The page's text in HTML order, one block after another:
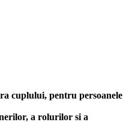
cuplului, pentru persoanele
a rolurilor si a